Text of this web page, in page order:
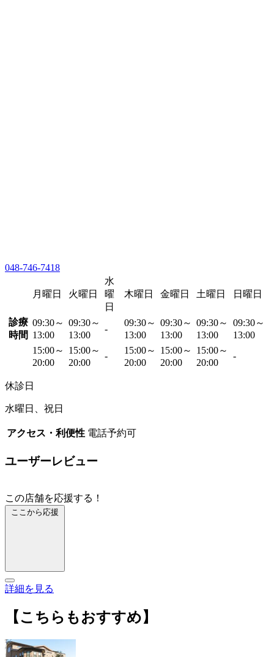
048-746-7418
月曜日 火曜日
水
曜
日
木曜日 金曜日 土曜日 日曜日
診療
時間
09:30～
13:00
09:30～
13:00
-
09:30～
13:00
09:30～
13:00
09:30～
13:00
09:30～
13:00
15:00～
20:00
15:00～
20:00
-
15:00～
20:00
15:00～
20:00
15:00～
20:00
-
休診日
水曜日、祝日
アクセス・利便性 電話予約可
ユーザーレビュー
この店舗を応援する！
ここから応援
詳細を見る
【こちらもおすすめ】